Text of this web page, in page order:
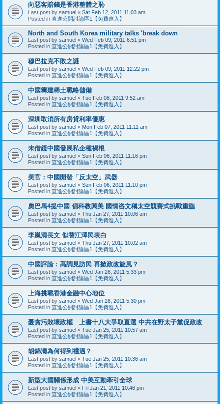
向惡客賠錢是香港整體之恥
Last post by samuel « Sat Feb 12, 2011 11:03 am
Posted in 直進公開討論區1【免費進入】
North and South Korea military talks 'break down
Last post by samuel « Wed Feb 09, 2011 6:51 pm
Posted in 直進公開討論區1【免費進入】
穆巴拉克不敗之謎
Last post by samuel « Wed Feb 09, 2011 12:22 pm
Posted in 直進公開討論區1【免費進入】
中國籌建稀土戰略儲備
Last post by samuel « Tue Feb 08, 2011 9:52 am
Posted in 直進公開討論區1【免費進入】
深圳取消所有房貸利率優惠
Last post by samuel « Mon Feb 07, 2011 11:11 am
Posted in 直進公開討論區1【免費進入】
未借鏡中國發展私企種禍根
Last post by samuel « Sun Feb 06, 2011 11:16 pm
Posted in 直進公開討論區1【免費進入】
美官：中國開發「反太空」武器
Last post by samuel « Sun Feb 06, 2011 11:10 pm
Posted in 直進公開討論區1【免費進入】
奧巴馬4提中國 倡科教興美 國情咨文稱太空競賽式挑戰重臨
Last post by samuel « Thu Jan 27, 2011 10:06 am
Posted in 直進公開討論區1【免費進入】
李嵐清長文 似替江澤民表白
Last post by samuel « Thu Jan 27, 2011 10:02 am
Posted in 直進公開討論區1【免費進入】
中國評論﹕高調見訪民 再掀政改旋風？
Last post by samuel « Wed Jan 26, 2011 5:33 pm
Posted in 直進公開討論區1【免費進入】
上海挑戰香港金融中心地位
Last post by samuel « Wed Jan 26, 2011 5:30 pm
Posted in 直進公開討論區1【免費進入】
憂貪污敗壞政權 上書十八大爭取直選 中共在野太子黨促政改
Last post by samuel « Tue Jan 25, 2011 10:57 am
Posted in 直進公開討論區1【免費進入】
胡錦濤為何得到禮遇？
Last post by samuel « Tue Jan 25, 2011 10:36 am
Posted in 直進公開討論區1【免費進入】
新型大國關係形成 中美互動牽引全球
Last post by samuel « Fri Jan 21, 2011 10:46 pm
Posted in 直進公開討論區1【免費進入】